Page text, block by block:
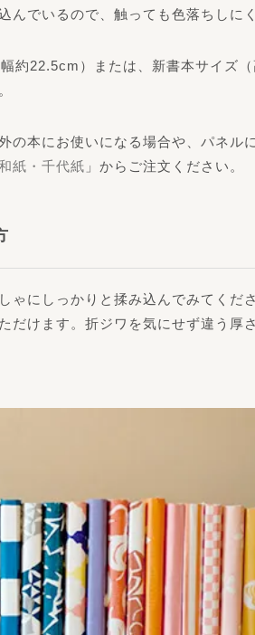
んでいるので、触っても色落ちしに
約22.5cm）または、新書本サイズ
の本にお使いになる場合や、パネ
紙・千代紙 」からご注文ください。
ゃにしっかりと揉み込んでみてく
だけます。折ジワを気にせず違う厚